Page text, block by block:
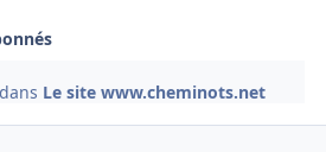
dans Le site www.cheminots.net